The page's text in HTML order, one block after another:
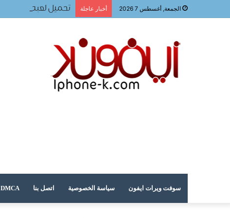
الجمعة, أغسطس 7 2026 أخبار عاجلة تحميل لعبه فيفا ٢٠٢٤ للجوال
سوفت ويرات ايفون سياسة الخصوصية اتصل بنا DMCA – حقوق الملكية الفكرية